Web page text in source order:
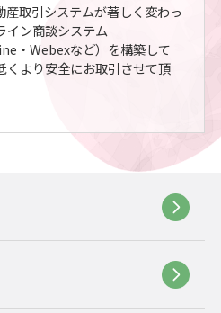
取引システムが著しく変わっ
イン商談システム
・Webexなど）を構築して
くより安全にお取引させて頂